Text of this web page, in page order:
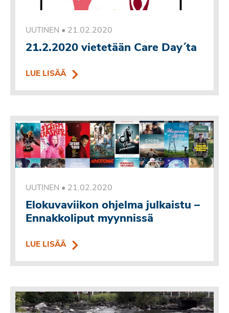
UUTINEN • 21.02.2020
21.2.2020 vietetään Care Day´ta
LUE LISÄÄ
UUTINEN • 21.02.2020
Elokuvaviikon ohjelma julkaistu –
Ennakkoliput myynnissä
LUE LISÄÄ